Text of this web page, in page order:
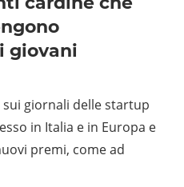
giovani
giornali delle startup
in Italia e in Europa e
premi, come ad